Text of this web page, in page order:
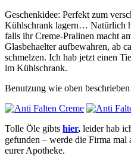
Geschenkidee: Perfekt zum
Kühlschrank lagern… Natürlich
falls ihr Creme-Pralinen macht
Glasbehaelter aufbewahren, ab
schmelzen. Ich hab jetzt einen
im Kühlschrank.
Benutzung wie oben
Tolle Öle gibts hier, leider hab
gefunden – werde die Firma
eurer Apotheke.